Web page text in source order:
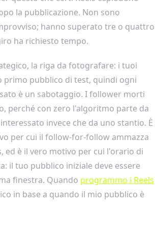
la pubblicazione. Non sono
hanno superato tre o quattro
ha richiesto tempo.
la riga da fotografare: i tuoi
primo pubblico di test, quindi ogni
è un sabotaggio. I follower morti
perché con zero l'algoritmo parte da
invece che da uno stantio. È
per cui il follow-for-follow ammazza
ed è il vero motivo per cui l'orario di
il tuo pubblico iniziale deve essere
finestra. Quando programmo i Reels
in base a quando il mio pubblico è